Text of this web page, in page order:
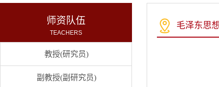
师资队伍
TEACHERS
教授(研究员)
副教授(副研究员)
毛泽东思